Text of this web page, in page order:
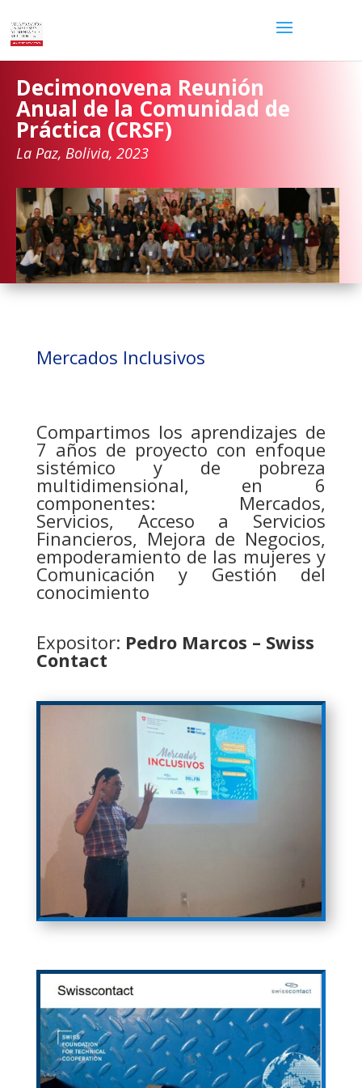
Decimonovena Reunión
Anual de la Comunidad de
Práctica (CRSF)
La Paz, Bolivia, 2023
Mercados Inclusivos
Compartimos los aprendizajes de
7 años de proyecto con enfoque
sistémico y de pobreza
multidimensional, en 6
componentes: Mercados,
Servicios, Acceso a Servicios
Financieros, Mejora de Negocios,
empoderamiento de las mujeres y
Comunicación y Gestión del
conocimiento
Expositor: Pedro Marcos – Swiss
Contact